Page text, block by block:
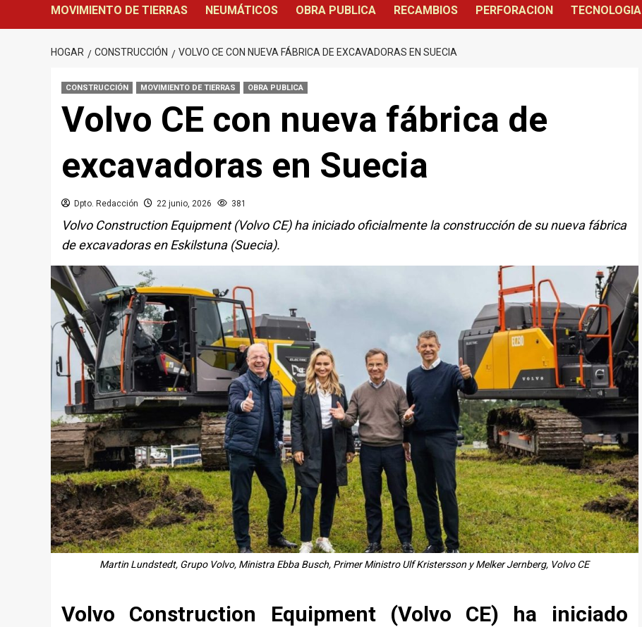
MOVIMIENTO DE TIERRAS NEUMÁTICOS OBRA PUBLICA RECAMBIOS PERFORACION TECNOLOGIA
HOGAR CONSTRUCCIÓN VOLVO CE CON NUEVA FÁBRICA DE EXCAVADORAS EN SUECIA
CONSTRUCCIÓN MOVIMIENTO DE TIERRAS OBRA PUBLICA
Volvo CE con nueva fábrica de
excavadoras en Suecia
Dpto. Redacción 22 junio, 2026 381
Volvo Construction Equipment (Volvo CE) ha iniciado oficialmente la construcción de su nueva fábrica
de excavadoras en Eskilstuna (Suecia).
Martin Lundstedt, Grupo Volvo, Ministra Ebba Busch, Primer Ministro Ulf Kristersson y Melker Jernberg, Volvo CE
Volvo Construction Equipment (Volvo CE) ha iniciado